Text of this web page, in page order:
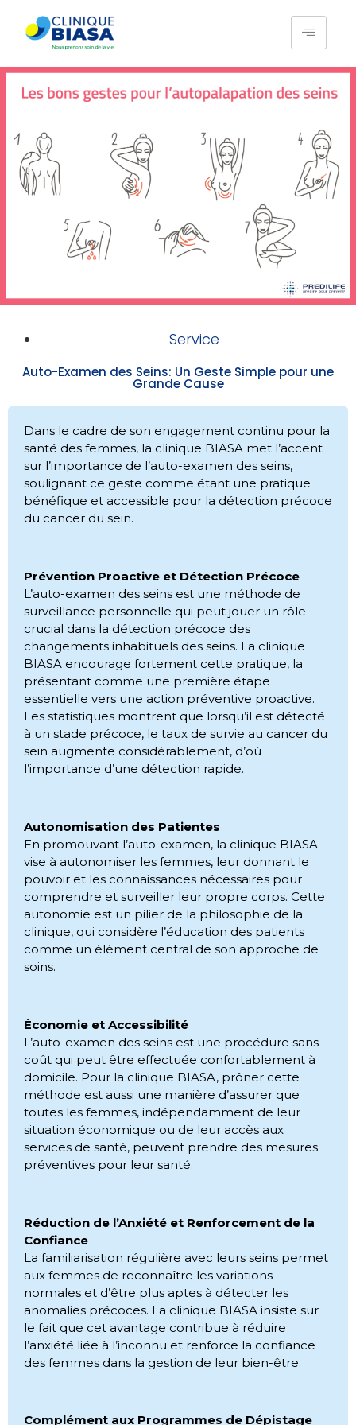
Service
Auto-Examen des Seins: Un Geste Simple pour une
Grande Cause
Dans le cadre de son engagement continu pour la
santé des femmes, la clinique BIASA met l’accent
sur l’importance de l’auto-examen des seins,
soulignant ce geste comme étant une pratique
bénéfique et accessible pour la détection précoce
du cancer du sein.
Prévention Proactive et Détection Précoce
L’auto-examen des seins est une méthode de
surveillance personnelle qui peut jouer un rôle
crucial dans la détection précoce des
changements inhabituels des seins. La clinique
BIASA encourage fortement cette pratique, la
présentant comme une première étape
essentielle vers une action préventive proactive.
Les statistiques montrent que lorsqu’il est détecté
à un stade précoce, le taux de survie au cancer du
sein augmente considérablement, d’où
l’importance d’une détection rapide.
Autonomisation des Patientes
En promouvant l’auto-examen, la clinique BIASA
vise à autonomiser les femmes, leur donnant le
pouvoir et les connaissances nécessaires pour
comprendre et surveiller leur propre corps. Cette
autonomie est un pilier de la philosophie de la
clinique, qui considère l’éducation des patients
comme un élément central de son approche de
soins.
Économie et Accessibilité
L’auto-examen des seins est une procédure sans
coût qui peut être effectuée confortablement à
domicile. Pour la clinique BIASA, prôner cette
méthode est aussi une manière d’assurer que
toutes les femmes, indépendamment de leur
situation économique ou de leur accès aux
services de santé, peuvent prendre des mesures
préventives pour leur santé.
Réduction de l’Anxiété et Renforcement de la
Confiance
La familiarisation régulière avec leurs seins permet
aux femmes de reconnaître les variations
normales et d’être plus aptes à détecter les
anomalies précoces. La clinique BIASA insiste sur
le fait que cet avantage contribue à réduire
l’anxiété liée à l’inconnu et renforce la confiance
des femmes dans la gestion de leur bien-être.
Complément aux Programmes de Dépistage